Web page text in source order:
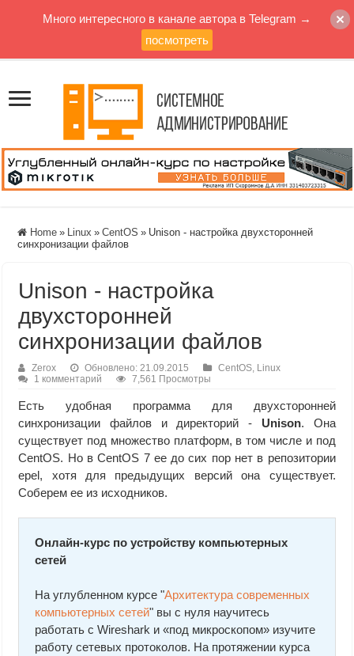
Home » Linux » CentOS » Unison - настройка двухсторонней
синхронизации файлов
Unison - настройка
двухсторонней
синхронизации файлов
Zerox Обновлено: 21.09.2015 CentOS, Linux
1 комментарий
7,561 Просмотры
Есть удобная программа для двухсторонней
синхронизации файлов и директорий - Unison. Она
существует под множество платформ, в том числе и под
CentOS. Но в CentOS 7 ее до сих пор нет в репозитории
epel, хотя для предыдущих версий она существует.
Соберем ее из исходников.
Онлайн-курс по устройству компьютерных
сетей
На углубленном курсе "Архитектура современных
компьютерных сетей" вы с нуля научитесь
работать с Wireshark и «под микроскопом» изучите
работу сетевых протоколов. На протяжении курса
Много интересного в канале автора в Telegram →
посмотреть